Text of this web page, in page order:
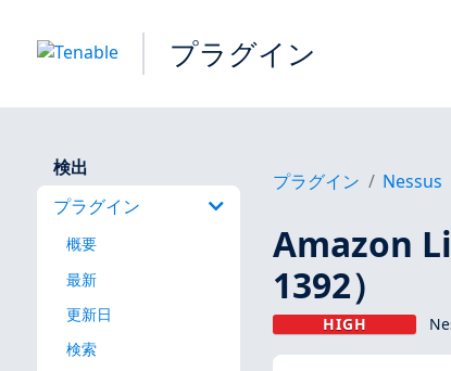
プラグイン
検出
プラグイン
概要
最新
更新日
検索
プラグイン Nessus
Amazon
1392）
HIGH